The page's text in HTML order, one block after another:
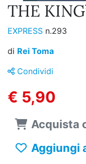
THE
EXPRESS n.293
di Rei Toma
Condividi
€ 5,90
Acquista
Aggiungi